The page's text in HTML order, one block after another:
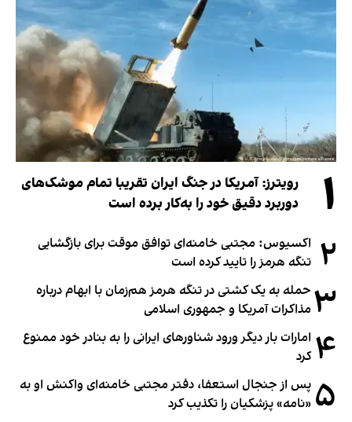
۱
رویترز: آمریکا در جنگ ایران تقریبا تمام موشک‌های
دوربرد دقیق خود را به‌کار برده است
۲ اکسیوس: مجتبی خامنه‌ای توافق موقت برای بازگشایی
تنگه هرمز را تایید کرده است
۳ حمله به یک کشتی در تنگه هرمز هم‌زمان با ابهام درباره
مذاکرات آمریکا و جمهوری اسلامی
۴ امارات بار دیگر ورود شناورهای ایرانی را به بنادر خود ممنوع
کرد
۵ پس از جنجال استعفا، دفتر مجتبی خامنه‌ای واکنش او به
«نامه» پزشکیان را تکذیب کرد